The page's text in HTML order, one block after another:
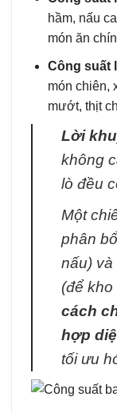
hầm, nấu
món ăn
Công suất
món chiên,
mướt, thịt
Lời
không
lò đều
Một
phân
nấu) và
(để
cách
hợp
tối ưu